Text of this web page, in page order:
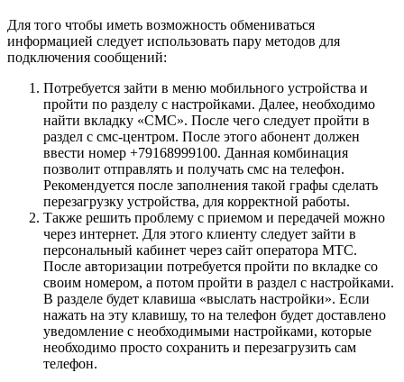
Для того чтобы иметь возможность обмениваться
информацией следует использовать пару методов для
подключения сообщений:
Потребуется зайти в меню мобильного устройства и
пройти по разделу с настройками. Далее, необходимо
найти вкладку «СМС». После чего следует пройти в
раздел с смс-центром. После этого абонент должен
ввести номер +79168999100. Данная комбинация
позволит отправлять и получать смс на телефон.
Рекомендуется после заполнения такой графы сделать
перезагрузку устройства, для корректной работы.
Также решить проблему с приемом и передачей можно
через интернет. Для этого клиенту следует зайти в
персональный кабинет через сайт оператора МТС.
После авторизации потребуется пройти по вкладке со
своим номером, а потом пройти в раздел с настройками.
В разделе будет клавиша «выслать настройки». Если
нажать на эту клавишу, то на телефон будет доставлено
уведомление с необходимыми настройками, которые
необходимо просто сохранить и перезагрузить сам
телефон.